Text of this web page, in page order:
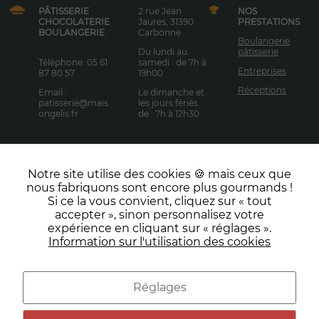
PÂTISSERIE
CHOCOLATERIE
BOULANGERIE
Téléphone: 05 61
87 80 57
Email :
patisserie@mais
ongelis.fr
2 rue Jean
Jaures, 31390
Carbonne
Du lundi au
samedi : de 7h à
19h00
Le dimanche et
les jours fériés
de : 7h à 12h30
NOS
PRESTATIONS
Boulangerie
pâtisserie
Entreprises
Réceptions
NOUS
CONTACTE
Facebook Instagram
LinkedIn TikTok
Préférences de cookies Conditions générales de vente
Notre site utilise des cookies 🍪 mais ceux que
nous fabriquons sont encore plus gourmands !
Si ce la vous convient, cliquez sur « tout
accepter », sinon personnalisez votre
expérience en cliquant sur « réglages ».
Information sur l'utilisation des cookies
Réglages
fonction des
usages.
Experience
fournir la
meilleure
expérience
pendant votre
refusez ces
cookies,
certaines
fonctionnalités
pourraient ne
pas vous être
Marketing